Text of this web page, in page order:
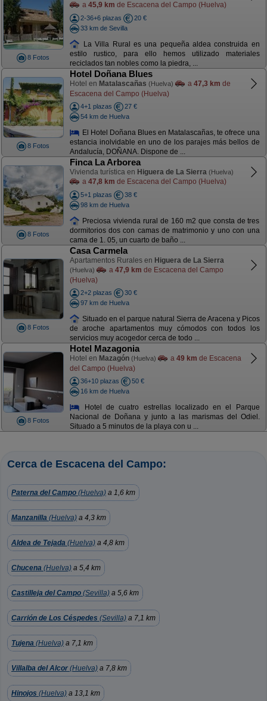
8 Fotos
a 45,9 km de Escacena del Campo (Huelva)
2-36+6 plazas
20 €
33 km de Sevilla
La Villa Rural es una pequeña aldea construida en
estilo rustico, para ello hemos utilizado materiales
reciclados tan nobles como la piedra, ...
8 Fotos
Hotel Doñana Blues
Hotel en Matalascañas (Huelva) a 47,3 km de
Escacena del Campo (Huelva)
4+1 plazas
27 €
54 km de Huelva
El Hotel Doñana Blues en Matalascañas, te ofrece una
estancia inolvidable en uno de los parajes más bellos de
Andalucía, DOÑANA. Dispone de ...
8 Fotos
Finca La Arborea
Vivienda turística en Higuera de La Sierra (Huelva)
a 47,8 km de Escacena del Campo (Huelva)
5+1 plazas
38 €
98 km de Huelva
Preciosa vivienda rural de 160 m2 que consta de tres
dormitorios dos con camas de matrimonio y uno con una
cama de 1. 05, un cuarto de baño ...
8 Fotos
Casa Carmela
Apartamentos Rurales en Higuera de La Sierra
(Huelva) a 47,9 km de Escacena del Campo
(Huelva)
2+2 plazas
30 €
97 km de Huelva
Situado en el parque natural Sierra de Aracena y Picos
de aroche apartamentos muy cómodos con todos los
servicios muy acogedor cerca de todo ...
8 Fotos
Hotel Mazagonia
Hotel en Mazagón (Huelva) a 49 km de Escacena
del Campo (Huelva)
36+10 plazas
50 €
16 km de Huelva
Hotel de cuatro estrellas localizado en el Parque
Nacional de Doñana y junto a las marismas del Odiel.
Situado a 5 minutos de la playa con u ...
Cerca de Escacena del Campo:
Paterna del Campo (Huelva) a 1,6 km
Manzanilla (Huelva) a 4,3 km
Aldea de Tejada (Huelva) a 4,8 km
Chucena (Huelva) a 5,4 km
Castilleja del Campo (Sevilla) a 5,6 km
Carrión de Los Céspedes (Sevilla) a 7,1 km
Tujena (Huelva) a 7,1 km
Villalba del Alcor (Huelva) a 7,8 km
Hinojos (Huelva) a 13,1 km